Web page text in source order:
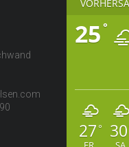
25°
27 ° 30